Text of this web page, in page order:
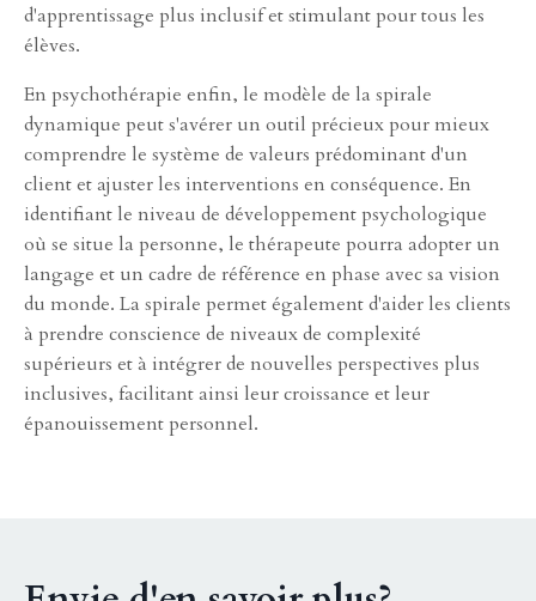
d'apprentissage plus inclusif et stimulant pour tous les
élèves.
En psychothérapie enfin, le modèle de la spirale
dynamique peut s'avérer un outil précieux pour mieux
comprendre le système de valeurs prédominant d'un
client et ajuster les interventions en conséquence. En
identifiant le niveau de développement psychologique
où se situe la personne, le thérapeute pourra adopter un
langage et un cadre de référence en phase avec sa vision
du monde. La spirale permet également d'aider les clients
à prendre conscience de niveaux de complexité
supérieurs et à intégrer de nouvelles perspectives plus
inclusives, facilitant ainsi leur croissance et leur
épanouissement personnel.